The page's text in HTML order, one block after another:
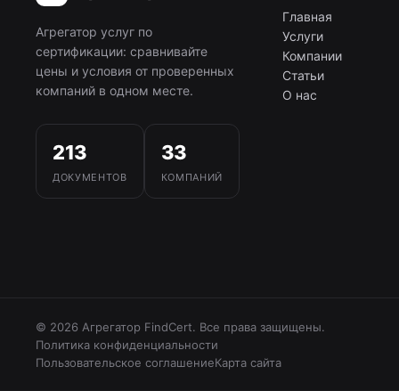
Агрегатор услуг по
сертификации: сравнивайте
цены и условия от проверенных
компаний в одном месте.
213
ДОКУМЕНТОВ
33
КОМПАНИЙ
Главная
Услуги
Компании
Статьи
О нас
© 2026 Агрегатор FindCert. Все права защищены.
Политика конфиденциальности
Пользовательское соглашениеКарта сайта